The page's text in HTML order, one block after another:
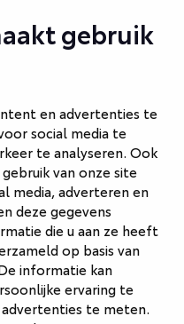
gebruik
en advertenties te
social media te
te analyseren. Ook
van onze site
media, adverteren en
deze gegevens
die u aan ze heeft
op basis van
informatie kan
ervaring te
te meten.